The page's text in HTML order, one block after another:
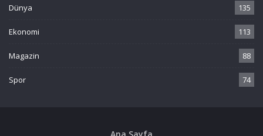
Dünya 135
Ekonomi 113
Magazin 88
Spor 74
Ana Sayfa